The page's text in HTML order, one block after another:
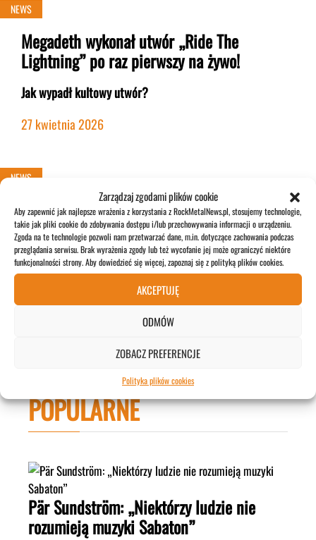
Zarządzaj zgodami plików cookie
Aby zapewnić jak najlepsze wrażenia z korzystania z RockMetalNews.pl, stosujemy technologie,
takie jak pliki cookie do zdobywania dostępu i/lub przechowywania informacji o urządzeniu.
Zgoda na te technologie pozwoli nam przetwarzać dane, m.in. dotyczące zachowania podczas
przeglądania serwisu. Brak wyrażenia zgody lub też wycofanie jej może ograniczyć niektóre
funkcjonalności strony. Aby dowiedzieć się więcej, zapoznaj się z polityką plików cookies.
AKCEPTUJĘ
ODMÓW
ZOBACZ PREFERENCJE
Polityka plików cookies
NEWS
Megadeth wykonał utwór „Ride The
Lightning” po raz pierwszy na żywo!
Jak wypadł kultowy utwór?
27 kwietnia 2026
NEWS
Derrick Green (Sepultura) tworzy nowy
zespół: „To bardzo ekscytujące”
Wokalista Sepultura wytycza dla siebie nową ścieżkę
ZOBACZ WIĘCEJ>>>
POPULARNE
Pär Sundström: „Niektórzy ludzie nie
rozumieją muzyki Sabaton”